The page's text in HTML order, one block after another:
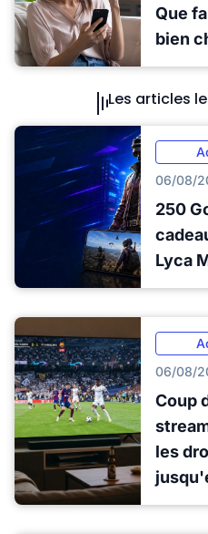
Que
bien
Les articles
06/08/
250
Lyca
06/08/
Coup
les